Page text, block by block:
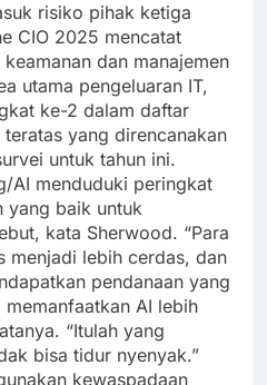
risiko pihak ketiga
CIO 2025 mencatat
dan manajemen
utama pengeluaran IT,
ke-2 dalam daftar
yang direncanakan
untuk tahun ini.
AI menduduki peringkat
yang baik untuk
kata Sherwood. “Para
menjadi lebih cerdas, dan
pendanaan yang
memanfaatkan AI lebih
“Itulah yang
bisa tidur nyenyak.”
kewaspadaan